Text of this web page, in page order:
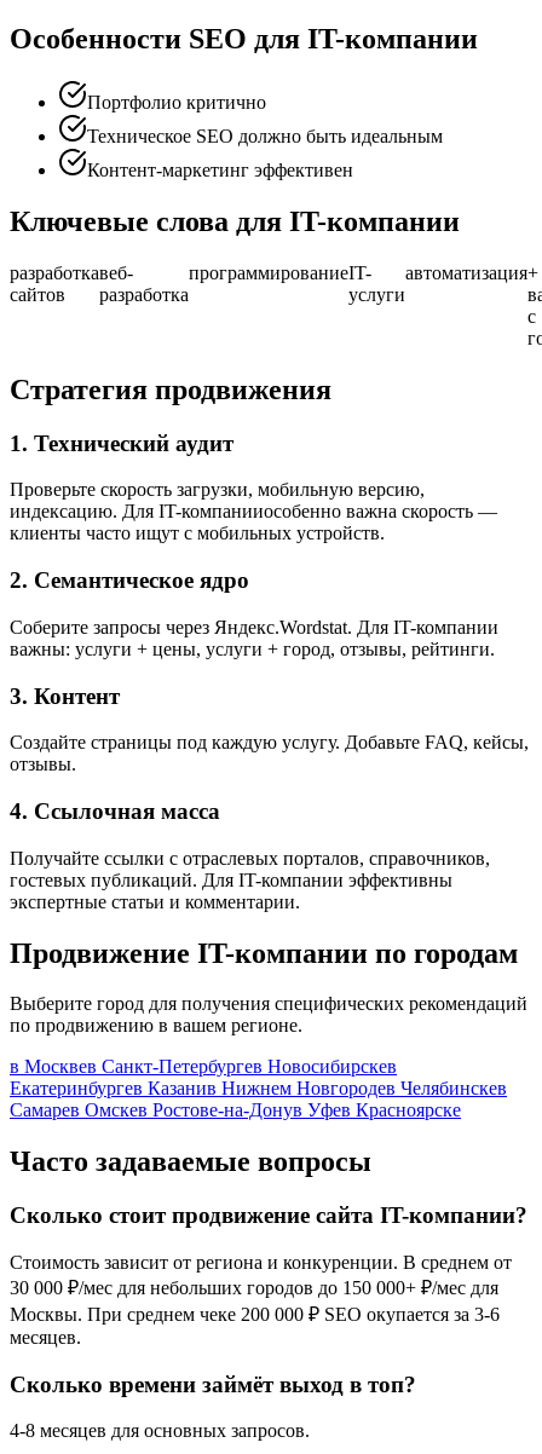
Особенности SEO для IT-компании
Портфолио критично
Техническое SEO должно быть идеальным
Контент-маркетинг эффективен
Ключевые слова для IT-компании
разработка
сайтов
веб-
разработка
программированиеIT-
услуги
автоматизация+
с
Стратегия продвижения
1. Технический аудит
Проверьте скорость загрузки, мобильную версию,
индексацию. Для IT-компанииособенно важна скорость —
клиенты часто ищут с мобильных устройств.
2. Семантическое ядро
Соберите запросы через Яндекс.Wordstat. Для IT-компании
важны: услуги + цены, услуги + город, отзывы, рейтинги.
3. Контент
Создайте страницы под каждую услугу. Добавьте FAQ, кейсы,
отзывы.
4. Ссылочная масса
Получайте ссылки с отраслевых порталов, справочников,
гостевых публикаций. Для IT-компании эффективны
экспертные статьи и комментарии.
Продвижение IT-компании по городам
Выберите город для получения специфических рекомендаций
по продвижению в вашем регионе.
в Москвев Санкт-Петербургев Новосибирскев
Екатеринбургев Казанив Нижнем Новгородев Челябинскев
Самарев Омскев Ростове-на-Донув Уфев Красноярске
Часто задаваемые вопросы
Сколько стоит продвижение сайта IT-компании?
Стоимость зависит от региона и конкуренции. В среднем от
30 000 ₽/мес для небольших городов до 150 000+ ₽/мес для
Москвы. При среднем чеке 200 000 ₽ SEO окупается за 3-6
месяцев.
Сколько времени займёт выход в топ?
4-8 месяцев для основных запросов.